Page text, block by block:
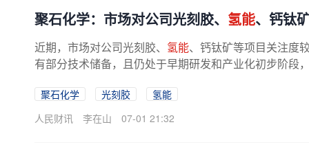
聚石化学：市场对公司光刻胶、 氢能、钙钛
近期，市场对公司光刻胶、 氢能、钙钛矿等项目关注度
有部分技术储备，且仍处于早期研发和产业化初步阶段
聚石化学 光刻胶
氢能
人民财讯
李在山 07-01 21:32